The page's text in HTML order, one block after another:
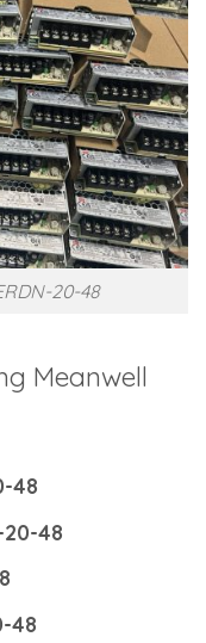
20-48
Meanwell
48
20-48
48